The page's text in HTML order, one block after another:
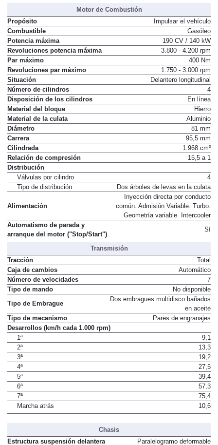
Motor de Combustión
Propósito
Impulsar el vehículo
Combustible
Gasóleo
Potencia máxima
190 CV / 140 kW
Revoluciones potencia máxima
3.800 - 4.200 rpm
Par máximo
400 Nm
Revoluciones par máximo
1.750 - 3.000 rpm
Situación
Delantero longitudinal
Número de cilindros
4
Disposición de los cilindros
En línea
Material del bloque
Hierro
Material de la culata
Aluminio
Diámetro
81 mm
Carrera
95,5 mm
Cilindrada
1.968 cm³
Relación de compresión
Distribución
Válvulas por cilindro
4
Dos árboles de levas en la culata
Inyección directa por conducto
común. Admisión Variable. Turbo.
Automatismo de parada y
Transmisión
Tracción
Total
Caja de cambios
Automático
Número de velocidades
7
No disponible
Tipo de Embrague
Dos embragues multidisco bañados
en aceite
Tipo de mecanismo
Desarrollos (km/h cada 1.000 rpm)
1ª
9,1
2ª
13,3
3ª
19,2
4ª
27,5
5ª
39,4
6ª
57,3
7ª
75,4
Marcha atrás
10,6
Chasis